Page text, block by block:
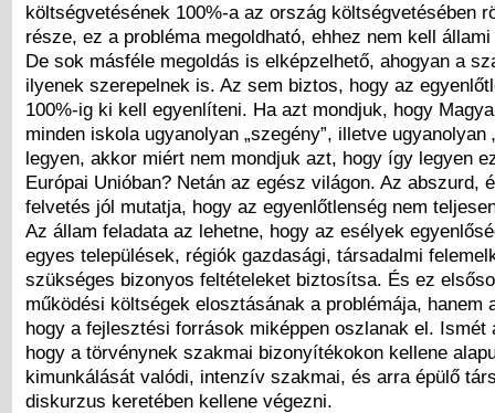
költségvetésének 100%-a az ország költségvetésében
része, ez a probléma megoldható, ehhez nem kell
De sok másféle megoldás is elképzelhető, ahogyan a
ilyenek szerepelnek is. Az sem biztos, hogy az
100%-ig ki kell egyenlíteni. Ha azt mondjuk, hogy
minden iskola ugyanolyan „szegény”, illetve ugyanolyan
legyen, akkor miért nem mondjuk azt, hogy így legyen
Európai Unióban? Netán az egész világon. Az abszurd,
felvetés jól mutatja, hogy az egyenlőtlenség nem
Az állam feladata az lehetne, hogy az esélyek
egyes települések, régiók gazdasági, társadalmi
szükséges bizonyos feltételeket biztosítsa. És ez
működési költségek elosztásának a problémája, hanem
hogy a fejlesztési források miképpen oszlanak el. Ismét
hogy a törvénynek szakmai bizonyítékokon kellene
kimunkálását valódi, intenzív szakmai, és arra épülő
diskurzus keretében kellene végezni.